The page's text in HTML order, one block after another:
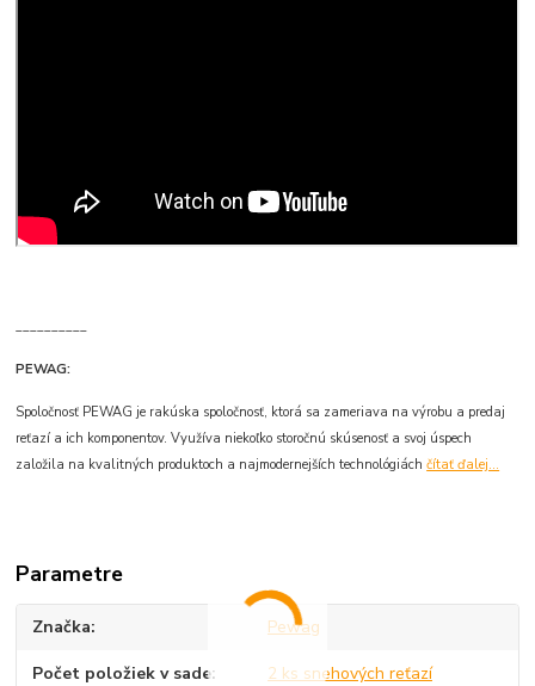
PEWAG:
Spoločnosť PEWAG je rakúska spoločnosť, ktorá sa zameriava na výrobu a predaj
reťazí a ich komponentov. Využíva niekoľko storočnú skúsenosť a svoj úspech
založila na kvalitných produktoch a najmodernejších technológiáchčítať ďalej...
Parametre
Značka Pewag
Počet položiek v sade 2 ks snehových reťazí